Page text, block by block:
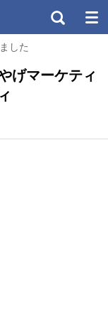
した
げマーケティ